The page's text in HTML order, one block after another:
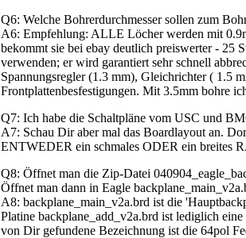
Q6: Welche Bohrerdurchmesser sollen zum
A6: Empfehlung: ALLE Löcher werden mit
bekommt sie bei ebay deutlich preiswerter - 25
verwenden; er wird garantiert sehr schnell
Spannungsregler (1.3 mm), Gleichrichter ( 1.5
Frontplattenbesfestigungen. Mit 3.5mm bohre
Q7: Ich habe die Schaltpläne vom USC und
A7: Schau Dir aber mal das Boardlayout an.
ENTWEDER ein schmales ODER ein breites
Q8: Öffnet man die Zip-Datei
Öffnet man dann in Eagle
A8: backplane_main_v2a.brd ist die
Platine backplane_add_v2a.brd ist lediglich
von Dir gefundene Bezeichnung ist die 64pol